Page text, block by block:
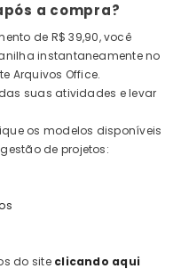
a compra?
de R$ 39,90, você
instantaneamente no
Arquivos Office.
suas atividades e levar
os modelos disponíveis
de projetos:
do site clicando aqui